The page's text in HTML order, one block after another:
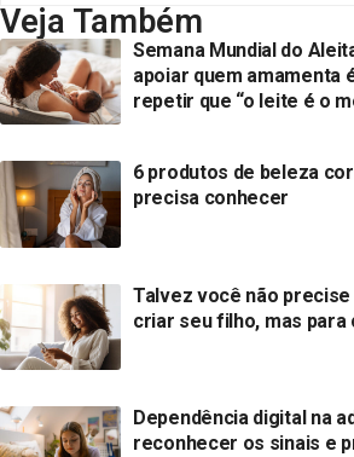
Veja Também
Semana Mundial do
apoiar quem amamenta
repetir que “o leite é o
6 produtos de beleza
precisa conhecer
Talvez você não precise
criar seu filho, mas para
Dependência digital na
reconhecer os sinais e